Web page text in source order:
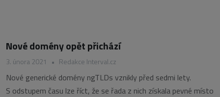
Nové domény opět přichází
3. února 2021 • Redakce Interval.cz
Nové generické domény ngTLDs vznikly před sedmi lety.
S odstupem času lze říct, že se řada z nich získala pevné místo